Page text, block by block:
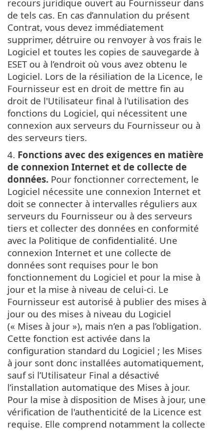
recours juridique ouvert au Fournisseur dans
de tels cas. En cas d’annulation du présent
Contrat, vous devez immédiatement
supprimer, détruire ou renvoyer à vos frais le
Logiciel et toutes les copies de sauvegarde à
ESET ou à l’endroit où vous avez obtenu le
Logiciel. Lors de la résiliation de la Licence, le
Fournisseur est en droit de mettre fin au
droit de l'Utilisateur final à l'utilisation des
fonctions du Logiciel, qui nécessitent une
connexion aux serveurs du Fournisseur ou à
des serveurs tiers.
4. Fonctions avec des exigences en matière
de connexion Internet et de collecte de
données. Pour fonctionner correctement, le
Logiciel nécessite une connexion Internet et
doit se connecter à intervalles réguliers aux
serveurs du Fournisseur ou à des serveurs
tiers et collecter des données en conformité
avec la Politique de confidentialité. Une
connexion Internet et une collecte de
données sont requises pour le bon
fonctionnement du Logiciel et pour la mise à
jour et la mise à niveau de celui-ci. Le
Fournisseur est autorisé à publier des mises à
jour ou des mises à niveau du Logiciel
(« Mises à jour »), mais n’en a pas l’obligation.
Cette fonction est activée dans la
configuration standard du Logiciel ; les Mises
à jour sont donc installées automatiquement,
sauf si l’Utilisateur Final a désactivé
l’installation automatique des Mises à jour.
Pour la mise à disposition de Mises à jour, une
vérification de l'authenticité de la Licence est
requise. Elle comprend notamment la collecte